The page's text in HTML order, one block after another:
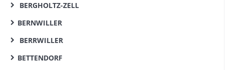
BERGHOLTZ-ZELL
BERNWILLER
BERRWILLER
BETTENDORF